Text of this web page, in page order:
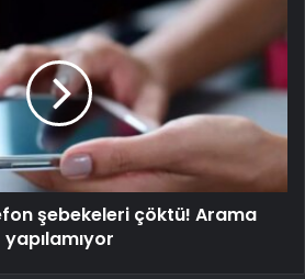
şebekeleri çöktü! Arama
yapılamıyor